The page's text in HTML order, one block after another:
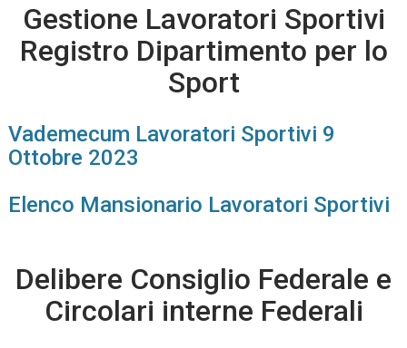
Gestione Lavoratori Sportivi
Registro Dipartimento per lo
Sport
Vademecum Lavoratori Sportivi 9
Ottobre 2023
Elenco Mansionario Lavoratori Sportivi
Delibere Consiglio Federale e
Circolari interne Federali